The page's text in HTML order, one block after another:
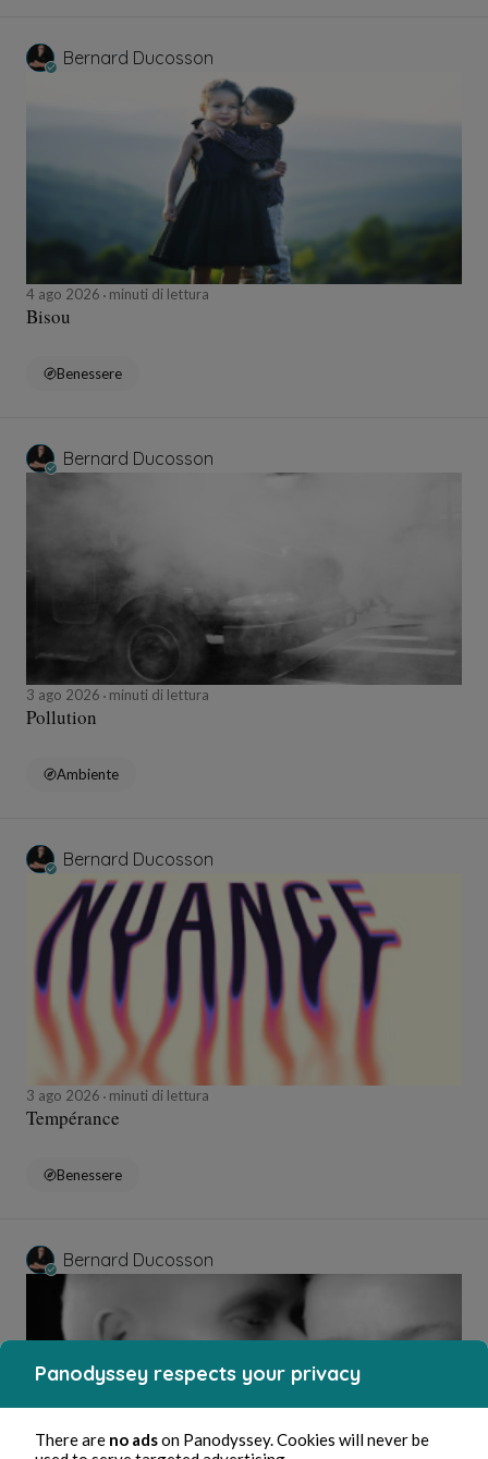
Bernard Ducosson
4 ago 2026 minuti di lettura
Bisou
Benessere
Bernard Ducosson
3 ago 2026 minuti di lettura
Pollution
Ambiente
Bernard Ducosson
3 ago 2026 minuti di lettura
Tempérance
Benessere
Bernard Ducosson
Panodyssey respects your privacy
There are no adson Panodyssey. Cookies will never be